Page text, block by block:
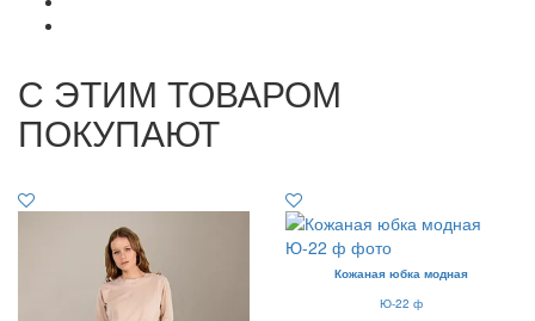
С ЭТИМ ТОВАРОМ
ПОКУПАЮТ
Кожаная юбка модная
Ю-22 ф